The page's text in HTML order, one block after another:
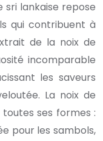
sri lankaise repose
qui contribuent à
de la noix de
incomparable
les saveurs
La noix de
ses formes :
pour les sambols,